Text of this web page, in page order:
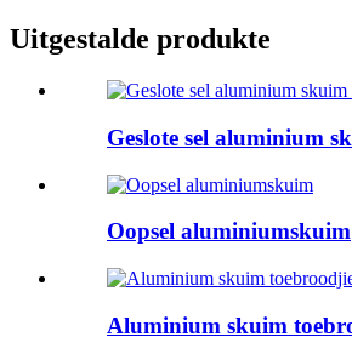
Uitgestalde produkte
Geslote sel aluminium
Oopsel aluminiumskuim
Aluminium skuim